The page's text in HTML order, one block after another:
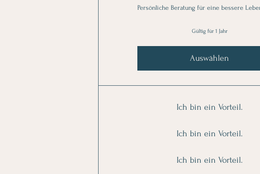
Persönliche Beratung für eine bessere
Gültig für 1 Jahr
Auswählen
Ich bin ein Vorteil.
Ich bin ein Vorteil.
Ich bin ein Vorteil.